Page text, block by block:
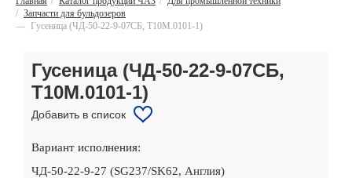
/ Запчасти для бульдозеров
— Гусеница (ЧД-50-22-9-07СБ, Т10М.0101-1)
Гусеница (ЧД-50-22-9-07СБ,
Т10М.0101-1)
Добавить в список
Вариант исполнения:
ЧД-50-22-9-27 (SG237/SK62, Англия)